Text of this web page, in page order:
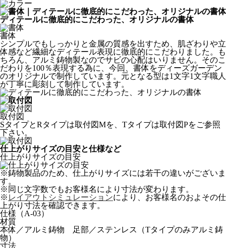
ディテールに徹底的にこだわった、オリジナルの書体
書体
シンプルでもしっかりと金属の質感を出すため、肌ざわりや立
体感など繊細なディテール表現に徹底的にこだわりました。も
ちろん、アルミ鋳物製なのでサビの心配はいりません。そのこ
だわりを100％表現する為に、今回、書体をディーズガーデン
のオリジナルで制作しています。元となる型は1文字1文字職人
が丁寧に彫刻して制作しています。
取付図
SタイプとRタイプは取付図Mを、Tタイプは取付図Pをご参照
下さい。
仕上がりサイズの目安と仕様など
仕上がりサイズの目安
※鋳物製品のため、仕上がりサイズには若干の違いがございま
す。
※ 同じ文字数でもお客様名により寸法が変わります。
※ レイアウトシミュレーションにより、お客様名のおよその仕
上がり寸法を確認できます。
仕様（A-03）
材質
本体／アルミ鋳物 足部／ステンレス（Tタイプのみアルミ鋳
物）
寸法